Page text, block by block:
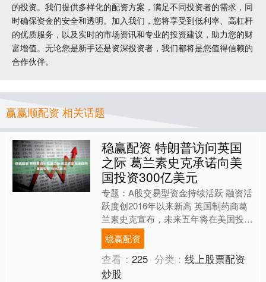
的投资。我们提供多样化的配资方案，满足不同投资者的需求，同
时确保资金的安全和透明。加入我们，您将享受到低利率、高杠杆
的优质服务，以及实时的市场资讯和专业的投资建议，助力您的财
富增值。无论您是新手还是资深投资者，我们都将是您值得信赖的
合作伙伴。
赢赢顺配资 相关话题
稳赢配资 特朗普访问英国
之际 葛兰素史克承诺向美
国投资300亿美元
专题：A股交易型资金持续活跃 融资活
跃度创2016年以来新高 英国制药商葛
兰素史克宣布，未来五年将在美国投资
300亿美元。消息发布之际，正值美国
总统特朗普抵达英....
稳赢配资
查看：225 分类：线上股票配资
炒股